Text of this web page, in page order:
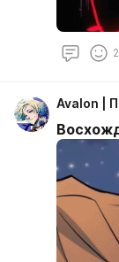
2
Avalon |